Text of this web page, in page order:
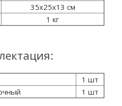
35x25x13 см
1 кг
1 шт
1 шт